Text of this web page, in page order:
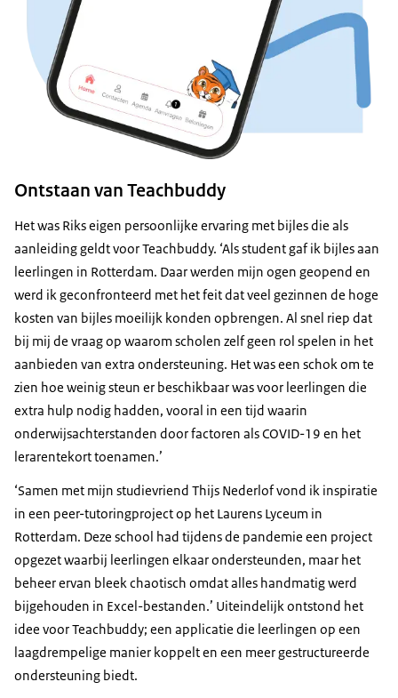
Ontstaan van Teachbuddy
Het was Riks eigen persoonlijke ervaring met bijles die als
aanleiding geldt voor Teachbuddy. ‘Als student gaf ik bijles aan
leerlingen in Rotterdam. Daar werden mijn ogen geopend en
werd ik geconfronteerd met het feit dat veel gezinnen de hoge
kosten van bijles moeilijk konden opbrengen. Al snel riep dat
bij mij de vraag op waarom scholen zelf geen rol spelen in het
aanbieden van extra ondersteuning. Het was een schok om te
zien hoe weinig steun er beschikbaar was voor leerlingen die
extra hulp nodig hadden, vooral in een tijd waarin
onderwijsachterstanden door factoren als COVID-19 en het
lerarentekort toenamen.’
‘Samen met mijn studievriend Thijs Nederlof vond ik inspiratie
in een peer-tutoringproject op het Laurens Lyceum in
Rotterdam. Deze school had tijdens de pandemie een project
opgezet waarbij leerlingen elkaar ondersteunden, maar het
beheer ervan bleek chaotisch omdat alles handmatig werd
bijgehouden in Excel-bestanden.’ Uiteindelijk ontstond het
idee voor Teachbuddy; een applicatie die leerlingen op een
laagdrempelige manier koppelt en een meer gestructureerde
ondersteuning biedt.